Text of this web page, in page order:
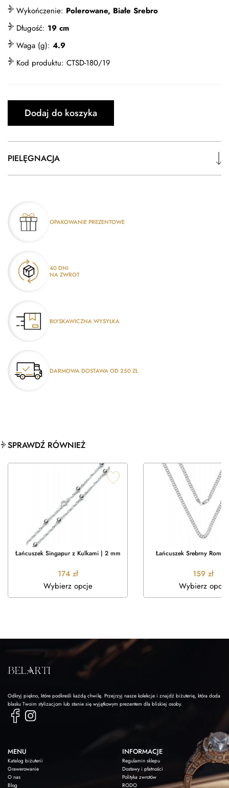
Wykończenie: Polerowane, Białe Srebro
Długość: 19 cm
Waga (g): 4.9
Kod produktu: CTSD-180/19
Dodaj do koszyka
PIELĘGNACJA
OPAKOWANIE PREZENTOWE
40 DNI
NA ZWROT
BŁYSKAWICZNA WYSYŁKA
DARMOWA DOSTAWA OD 250 ZŁ
SPRAWDŹ RÓWNIEŻ
Łańcuszek Singapur z Kulkami | 2 mm
174 zł
Wybierz opcje
Łańcuszek Srebrny
159 zł
Wybierz opcje
Odkryj piękno, które podkreśli każdą chwilę. Przejrzyj nasze kolekcje i znajdź biżuterię, która doda
blasku Twoim stylizacjom lub stanie się wyjątkowym prezentem dla bliskiej osoby.
MENU
Katalog biżuterii
Grawerowanie
O nas
Blog
INFORMACJE
Regulamin sklepu
Dostawy i płatności
Polityka zwrotów
RODO